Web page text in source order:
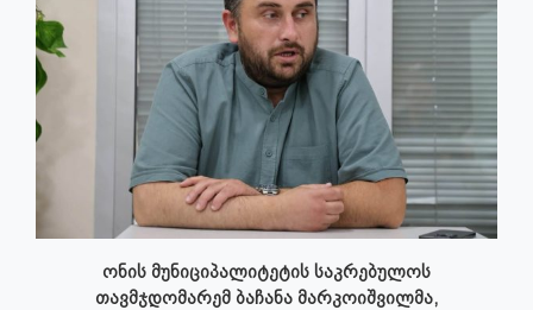
ონის მუნიციპალიტეტის საკრებულოს
თავმჯდომარემ ბაჩანა მარკოიშვილმა,